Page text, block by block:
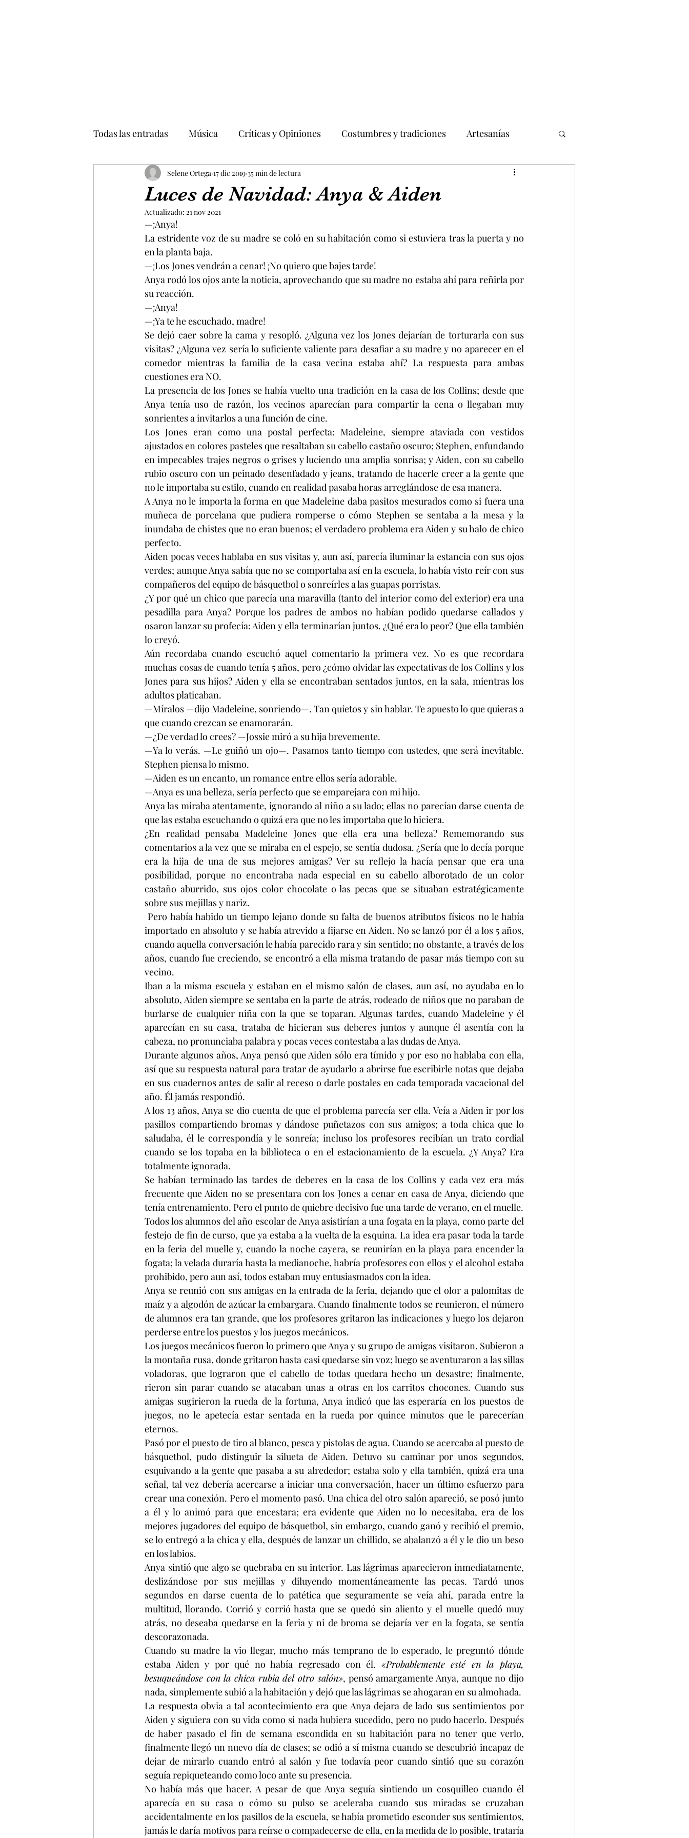
Todas las entradas Música Críticas y Opiniones Costumbres y tradiciones Artesanías
Temas varios Personalidades Moda y Belleza
Luces de Navidad: Anya & Aiden
Selene Ortega 17 dic 2019 35 min de lectura
Actualizado: 21 nov 2021
—¡Anya!
La estridente voz de su madre se coló en su habitación como si estuviera tras la puerta y no
en la planta baja.
—¡Los Jones vendrán a cenar! ¡No quiero que bajes tarde!
Anya rodó los ojos ante la noticia, aprovechando que su madre no estaba ahí para reñirla por
su reacción.
—¡Anya!
—¡Ya te he escuchado, madre!
Se dejó caer sobre la cama y resopló. ¿Alguna vez los Jones dejarían de torturarla con sus
visitas? ¿Alguna vez sería lo suficiente valiente para desafiar a su madre y no aparecer en el
comedor mientras la familia de la casa vecina estaba ahí? La respuesta para ambas
cuestiones era NO.
La presencia de los Jones se había vuelto una tradición en la casa de los Collins; desde que
Anya tenía uso de razón, los vecinos aparecían para compartir la cena o llegaban muy
sonrientes a invitarlos a una función de cine.
Los Jones eran como una postal perfecta: Madeleine, siempre ataviada con vestidos
ajustados en colores pasteles que resaltaban su cabello castaño oscuro; Stephen, enfundando
en impecables trajes negros o grises y luciendo una amplia sonrisa; y Aiden, con su cabello
rubio oscuro con un peinado desenfadado y jeans, tratando de hacerle creer a la gente que
no le importaba su estilo, cuando en realidad pasaba horas arreglándose de esa manera.
A Anya no le importa la forma en que Madeleine daba pasitos mesurados como si fuera una
muñeca de porcelana que pudiera romperse o cómo Stephen se sentaba a la mesa y la
inundaba de chistes que no eran buenos; el verdadero problema era Aiden y su halo de chico
perfecto.
Aiden pocas veces hablaba en sus visitas y, aun así, parecía iluminar la estancia con sus ojos
verdes; aunque Anya sabía que no se comportaba así en la escuela, lo había visto reír con sus
compañeros del equipo de básquetbol o sonreírles a las guapas porristas.
¿Y por qué un chico que parecía una maravilla (tanto del interior como del exterior) era una
pesadilla para Anya? Porque los padres de ambos no habían podido quedarse callados y
osaron lanzar su profecía: Aiden y ella terminarían juntos. ¿Qué era lo peor? Que ella también
lo creyó.
Aún recordaba cuando escuchó aquel comentario la primera vez. No es que recordara
muchas cosas de cuando tenía 5 años, pero ¿cómo olvidar las expectativas de los Collins y los
Jones para sus hijos? Aiden y ella se encontraban sentados juntos, en la sala, mientras los
adultos platicaban.
—Míralos —dijo Madeleine, sonriendo—. Tan quietos y sin hablar. Te apuesto lo que quieras a
que cuando crezcan se enamorarán.
—¿De verdad lo crees? —Jossie miró a su hija brevemente.
—Ya lo verás. —Le guiñó un ojo—. Pasamos tanto tiempo con ustedes, que será inevitable.
Stephen piensa lo mismo.
—Aiden es un encanto, un romance entre ellos sería adorable.
—Anya es una belleza, sería perfecto que se emparejara con mi hijo.
Anya las miraba atentamente, ignorando al niño a su lado; ellas no parecían darse cuenta de
que las estaba escuchando o quizá era que no les importaba que lo hiciera.
¿En realidad pensaba Madeleine Jones que ella era una belleza? Rememorando sus
comentarios a la vez que se miraba en el espejo, se sentía dudosa. ¿Sería que lo decía porque
era la hija de una de sus mejores amigas? Ver su reflejo la hacía pensar que era una
posibilidad, porque no encontraba nada especial en su cabello alborotado de un color
castaño aburrido, sus ojos color chocolate o las pecas que se situaban estratégicamente
sobre sus mejillas y nariz.
importado en absoluto y se había atrevido a fijarse en Aiden. No se lanzó por él a los 5 años,
cuando aquella conversación le había parecido rara y sin sentido; no obstante, a través de los
años, cuando fue creciendo, se encontró a ella misma tratando de pasar más tiempo con su
vecino.
Iban a la misma escuela y estaban en el mismo salón de clases, aun así, no ayudaba en lo
absoluto, Aiden siempre se sentaba en la parte de atrás, rodeado de niños que no paraban de
burlarse de cualquier niña con la que se toparan. Algunas tardes, cuando Madeleine y él
aparecían en su casa, trataba de hicieran sus deberes juntos y aunque él asentía con la
cabeza, no pronunciaba palabra y pocas veces contestaba a las dudas de Anya.
Durante algunos años, Anya pensó que Aiden sólo era tímido y por eso no hablaba con ella,
así que su respuesta natural para tratar de ayudarlo a abrirse fue escribirle notas que dejaba
en sus cuadernos antes de salir al receso o darle postales en cada temporada vacacional del
año. Él jamás respondió.
A los 13 años, Anya se dio cuenta de que el problema parecía ser ella. Veía a Aiden ir por los
pasillos compartiendo bromas y dándose puñetazos con sus amigos; a toda chica que lo
saludaba, él le correspondía y le sonreía; incluso los profesores recibían un trato cordial
cuando se los topaba en la biblioteca o en el estacionamiento de la escuela. ¿Y Anya? Era
totalmente ignorada.
Se habían terminado las tardes de deberes en la casa de los Collins y cada vez era más
frecuente que Aiden no se presentara con los Jones a cenar en casa de Anya, diciendo que
tenía entrenamiento. Pero el punto de quiebre decisivo fue una tarde de verano, en el muelle.
Todos los alumnos del año escolar de Anya asistirían a una fogata en la playa, como parte del
festejo de fin de curso, que ya estaba a la vuelta de la esquina. La idea era pasar toda la tarde
en la feria del muelle y, cuando la noche cayera, se reunirían en la playa para encender la
fogata; la velada duraría hasta la medianoche, habría profesores con ellos y el alcohol estaba
prohibido, pero aun así, todos estaban muy entusiasmados con la idea.
Anya se reunió con sus amigas en la entrada de la feria, dejando que el olor a palomitas de
maíz y a algodón de azúcar la embargara. Cuando finalmente todos se reunieron, el número
de alumnos era tan grande, que los profesores gritaron las indicaciones y luego los dejaron
perderse entre los puestos y los juegos mecánicos.
Los juegos mecánicos fueron lo primero que Anya y su grupo de amigas visitaron. Subieron a
la montaña rusa, donde gritaron hasta casi quedarse sin voz; luego se aventuraron a las sillas
voladoras, que lograron que el cabello de todas quedara hecho un desastre; finalmente,
rieron sin parar cuando se atacaban unas a otras en los carritos chocones. Cuando sus
amigas sugirieron la rueda de la fortuna, Anya indicó que las esperaría en los puestos de
juegos, no le apetecía estar sentada en la rueda por quince minutos que le parecerían
eternos.
Pasó por el puesto de tiro al blanco, pesca y pistolas de agua. Cuando se acercaba al puesto de
básquetbol, pudo distinguir la silueta de Aiden. Detuvo su caminar por unos segundos,
esquivando a la gente que pasaba a su alrededor; estaba solo y ella también, quizá era una
señal, tal vez debería acercarse a iniciar una conversación, hacer un último esfuerzo para
crear una conexión. Pero el momento pasó. Una chica del otro salón apareció, se posó junto
a él y lo animó para que encestara; era evidente que Aiden no lo necesitaba, era de los
mejores jugadores del equipo de básquetbol, sin embargo, cuando ganó y recibió el premio,
se lo entregó a la chica y ella, después de lanzar un chillido, se abalanzó a él y le dio un beso
en los labios.
Anya sintió que algo se quebraba en su interior. Las lágrimas aparecieron inmediatamente,
deslizándose por sus mejillas y diluyendo momentáneamente las pecas. Tardó unos
segundos en darse cuenta de lo patética que seguramente se veía ahí, parada entre la
multitud, llorando. Corrió y corrió hasta que se quedó sin aliento y el muelle quedó muy
atrás, no deseaba quedarse en la feria y ni de broma se dejaría ver en la fogata, se sentía
descorazonada.
Cuando su madre la vio llegar, mucho más temprano de lo esperado, le preguntó dónde
estaba Aiden y por qué no había regresado con él. «Probablemente esté en la playa,
besuqueándose con la chica rubia del otro salón», pensó amargamente Anya, aunque no dijo
nada, simplemente subió a la habitación y dejó que las lágrimas se ahogaran en su almohada.
La respuesta obvia a tal acontecimiento era que Anya dejara de lado sus sentimientos por
Aiden y siguiera con su vida como si nada hubiera sucedido, pero no pudo hacerlo. Después
de haber pasado el fin de semana escondida en su habitación para no tener que verlo,
finalmente llegó un nuevo día de clases; se odió a sí misma cuando se descubrió incapaz de
dejar de mirarlo cuando entró al salón y fue todavía peor cuando sintió que su corazón
seguía repiqueteando como loco ante su presencia.
No había más que hacer. A pesar de que Anya seguía sintiendo un cosquilleo cuando él
aparecía en su casa o cómo su pulso se aceleraba cuando sus miradas se cruzaban
accidentalmente en los pasillos de la escuela, se había prometido esconder sus sentimientos,
jamás le daría motivos para reírse o compadecerse de ella, en la medida de lo posible, trataría